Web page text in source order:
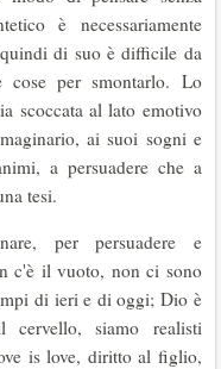
è necessariamente
di suo è difficile da
cose per smontarlo. Lo
scoccata al lato emotivo
ai suoi sogni e
a persuadere che a
tesi.
per persuadere e
c'è il vuoto, non ci sono
di ieri e di oggi; Dio è
cervello, siamo realisti
is love, diritto al figlio,